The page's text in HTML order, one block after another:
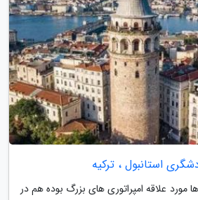
استانبول ، ترکیه
مورد علاقه امپراتوری های بزرگ بوده هم در